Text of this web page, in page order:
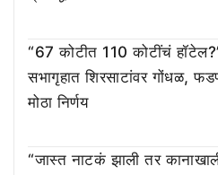
“67 कोटीत 110 कोटींचं
सभागृहात शिरसाटांवर गोंधळ,
मोठा निर्णय
“जास्त नाटकं झाली तर